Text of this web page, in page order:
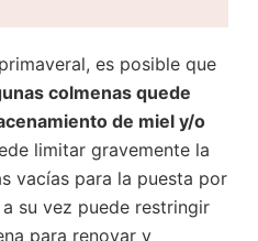
es posible que
colmenas quede
de miel y/o
limitar gravemente la
vacías para la puesta por
su vez puede restringir
para renovar y